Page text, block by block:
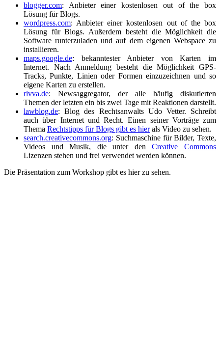
blogger.com: Anbieter einer kostenlosen out of the box
Lösung für Blogs.
wordpress.com: Anbieter einer kostenlosen out of the box
Lösung für Blogs. Außerdem besteht die Möglichkeit die
Software runterzuladen und auf dem eigenen Webspace zu
installieren.
maps.google.de: bekanntester Anbieter von Karten im
Internet. Nach Anmeldung besteht die Möglichkeit GPS-
Tracks, Punkte, Linien oder Formen einzuzeichnen und so
eigene Karten zu erstellen.
rivva.de: Newsaggregator, der alle häufig diskutierten
Themen der letzten ein bis zwei Tage mit Reaktionen darstellt.
lawblog.de: Blog des Rechtsanwalts Udo Vetter. Schreibt
auch über Internet und Recht. Einen seiner Vorträge zum
Thema Rechtstipps für Blogs gibt es hierals Video zu sehen.
search.creativecommons.org: Suchmaschine für Bilder, Texte,
Videos und Musik, die unter denCreative Commons
Lizenzen stehen und frei verwendet werden können.
Die Präsentation zum Workshop gibt es hier zu sehen.